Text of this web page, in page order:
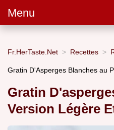
Menu
Fr.HerTaste.Net Recettes
Gratin D'Asperges Blanches au
Gratin
Version Légère